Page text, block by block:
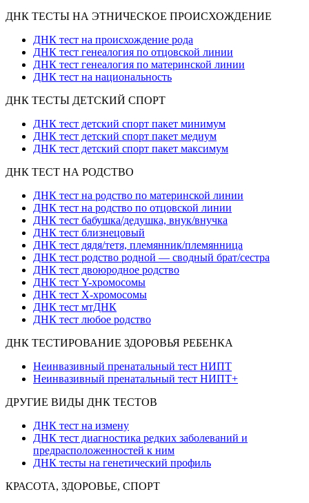
ДНК ТЕСТЫ НА ЭТНИЧЕСКОЕ ПРОИСХОЖДЕНИЕ
ДНК тест на происхождение рода
ДНК тест генеалогия по отцовской линии
ДНК тест генеалогия по материнской линии
ДНК тест на национальность
ДНК ТЕСТЫ ДЕТСКИЙ СПОРТ
ДНК тест детский спорт пакет минимум
ДНК тест детский спорт пакет медиум
ДНК тест детский спорт пакет максимум
ДНК ТЕСТ НА РОДСТВО
ДНК тест на родство по материнской линии
ДНК тест на родство по отцовской линии
ДНК тест бабушка/дедушка, внук/внучка
ДНК тест близнецовый
ДНК тест дядя/тетя, племянник/племянница
ДНК тест родство родной — сводный брат/сестра
ДНК тест двоюродное родство
ДНК тест Y-хромосомы
ДНК тест X-хромосомы
ДНК тест мтДНК
ДНК тест любое родство
ДНК ТЕСТИРОВАНИЕ ЗДОРОВЬЯ РЕБЕНКА
Неинвазивный пренатальный тест НИПТ
Неинвазивный пренатальный тест НИПТ+
ДРУГИЕ ВИДЫ ДНК ТЕСТОВ
ДНК тест на измену
ДНК тест диагностика редких заболеваний и
предрасположенностей к ним
ДНК тесты на генетический профиль
КРАСОТА, ЗДОРОВЬЕ, СПОРТ